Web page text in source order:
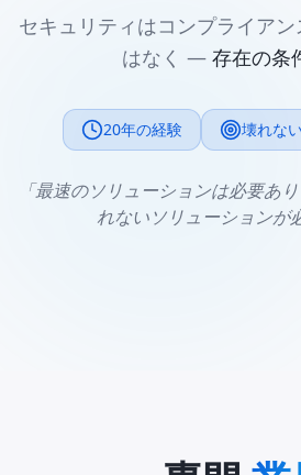
セキュリティはコンプライア
はなく — 存在の条
20年の経験 壊れな
「最速のソリューションは必要あ
れないソリューションが